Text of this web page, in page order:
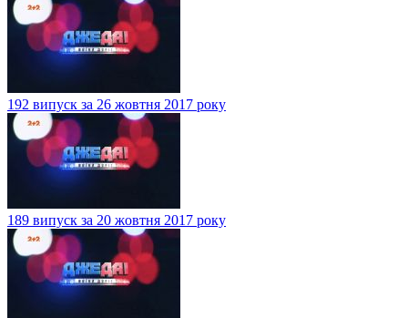
192 випуск за 26 жовтня 2017 року
189 випуск за 20 жовтня 2017 року